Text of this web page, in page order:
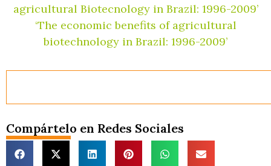
agricultural Biotecnology in Brazil: 1996-2009’
‘The economic benefits of agricultural
biotechnology in Brazil: 1996-2009’
Compártelo en Redes Sociales